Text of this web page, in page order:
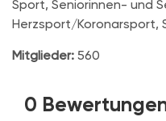
Sport, Seniorinnen- und
Herzsport/Koronarsport,
Mitglieder: 560
0